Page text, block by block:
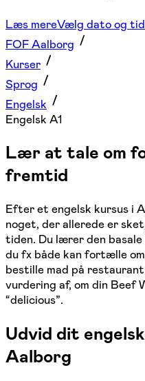
Læs mereVælg dato og tid
FOF Aalborg
Kurser
Sprog
Engelsk
Engelsk A1
Lær at tale om
fremtid
Efter et engelsk kursus i
noget, der allerede er
tiden. Du lærer den
du fx både kan fortælle
bestille mad på
vurdering af, om din Beef
“delicious”.
Udvid dit
Aalborg